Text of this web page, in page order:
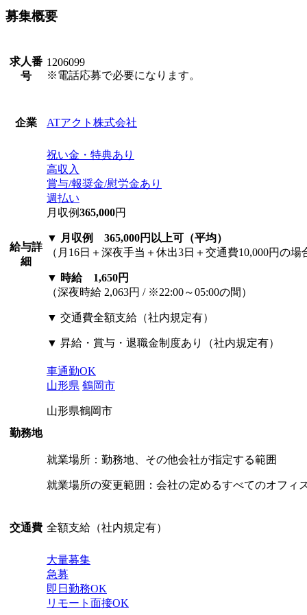
募集概要
求人番
号
1206099
※電話応募で必要になります。
企業 ATアクト株式会社
給与詳
細
祝い金・特典あり
高収入
賞与/報奨金/慰労金あり
週払い
月収例365,000円
▼ 月収例 365,000円以上可（平均）
（月16日＋深夜手当＋休出3日＋交通費10,000円の場
▼ 時給 1,650円
（深夜時給 2,063円 / ※22:00～05:00の間）
▼ 交通費全額支給（社内規定有）
▼ 昇給・賞与・退職金制度あり（社内規定有）
勤務地
車通勤OK
山形県 鶴岡市
山形県鶴岡市
就業場所：勤務地、その他会社が指定する範囲
就業場所の変更範囲：会社の定めるすべてのオフィ
交通費 全額支給（社内規定有）
大量募集
急募
即日勤務OK
リモート面接OK